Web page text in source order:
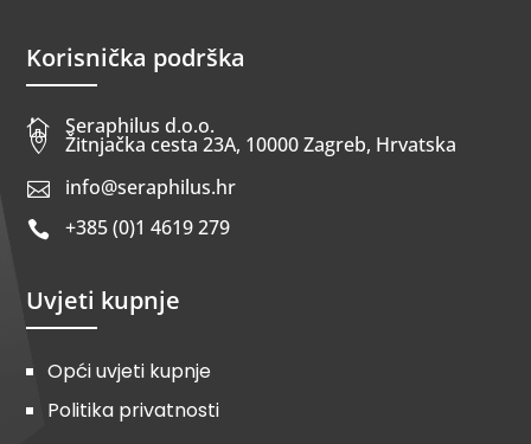
Korisnička podrška
 Seraphilus d.o.o.
 Žitnjačka cesta 23A, 10000 Zagreb, Hrvatska
 info@seraphilus.hr
 +385 (0)1 4619 279
Uvjeti kupnje
Opći uvjeti kupnje
Politika privatnosti